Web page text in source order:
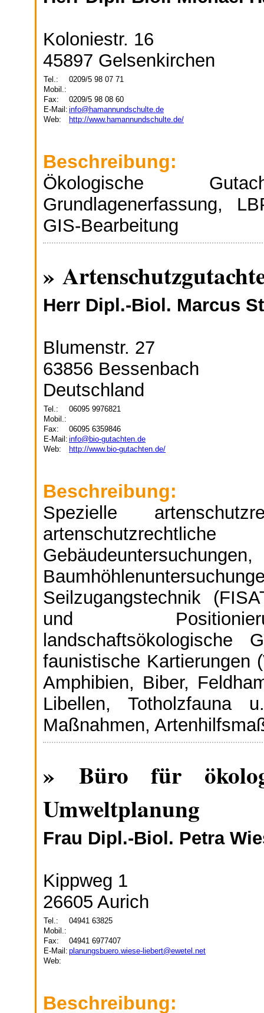
Koloniestr. 16
45897 Gelsenkirchen
Tel.:
0209/5 98 07 71
Mobil.:
Fax:
0209/5 98 08 60
E-Mail: info@hamannundschulte.de
Web:
http://www.hamannundschulte.de/
Beschreibung:
Ökologische
Grundlagenerfassung,
GIS-Bearbeitung
»
Herr Dipl.-Biol. Marcus
Blumenstr. 27
63856 Bessenbach
Deutschland
Tel.:
06095 9976821
Mobil.:
Fax:
06095 6359846
E-Mail: info@bio-gutachten.de
Web:
http://www.bio-gutachten.de/
Beschreibung:
Spezielle
Seilzugangstechnik
und
landschaftsökologische
faunistische Kartierungen
Amphibien, Biber,
Libellen, Totholzfauna
Maßnahmen,
» Büro für
Umweltplanung
Frau Dipl.-Biol. Petra
Kippweg 1
26605 Aurich
Tel.:
04941 63825
Mobil.:
Fax:
04941 6977407
E-Mail: planungsbuero.wiese-liebert@ewetel.net
Web:
Beschreibung: